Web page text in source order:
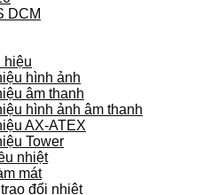
DCM
hiệu
hình ảnh
âm thanh
hình ảnh âm thanh
AX-ATEX
Tower
nhiệt
mát
đổi nhiệt